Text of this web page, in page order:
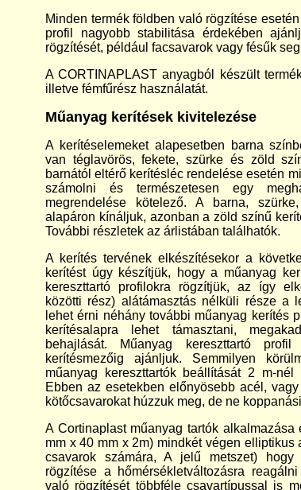
Minden termék földben való rögzítése
profil nagyobb stabilitása érdekében
rögzítését, például facsavarok vagy fésűk
A CORTINAPLAST anyagból készült
illetve fémfűrész használatát.
Műanyag kerítések kivitelezése
A kerítéselemeket alapesetben barna
van téglavörös, fekete, szürke és zöld
barnától eltérő kerítésléc rendelése esetén
számolni és természetesen egy
megrendelése kötelező. A barna,
alapáron kínáljuk, azonban a zöld színű
További részletek az árlistában találhatók.
A kerítés tervének elkészítésekor a
kerítést úgy készítjük, hogy a műanyag
kereszttartó profilokra rögzítjük, az így
közötti rész) alátámasztás nélküli része a
lehet érni néhány további műanyag kerítés
kerítésalapra lehet támasztani,
behajlását. Műanyag kereszttartó
kerítésmezőig ajánljuk. Semmilyen
műanyag kereszttartók beállítását 2 m-nél
Ebben az esetekben előnyösebb acél,
kötőcsavarokat húzzuk meg, de ne
A Cortinaplast műanyag tartók
mm x 40 mm x 2m) mindkét végen
csavarok számára, A jelű metszet)
rögzítése a hőmérsékletváltozásra
való rögzítését többféle csavartípussal is